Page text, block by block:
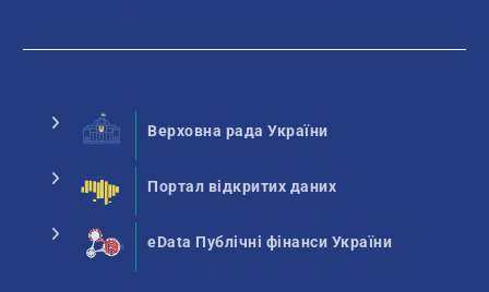
Верховна рада України
Портал відкритих даних
eData Публічні фінанси України